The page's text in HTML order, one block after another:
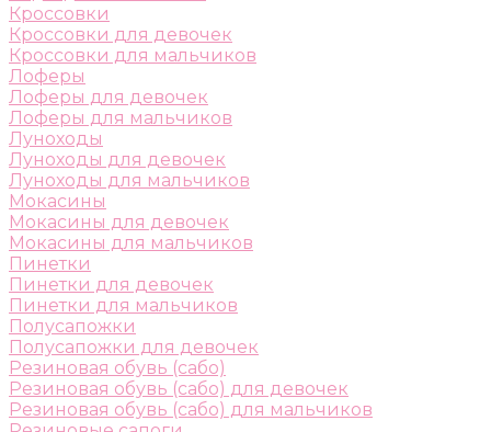
Кроссовки
Кроссовки для девочек
Кроссовки для мальчиков
Лоферы
Лоферы для девочек
Лоферы для мальчиков
Луноходы
Луноходы для девочек
Луноходы для мальчиков
Мокасины
Мокасины для девочек
Мокасины для мальчиков
Пинетки
Пинетки для девочек
Пинетки для мальчиков
Полусапожки
Полусапожки для девочек
Резиновая обувь (сабо)
Резиновая обувь (сабо) для девочек
Резиновая обувь (сабо) для мальчиков